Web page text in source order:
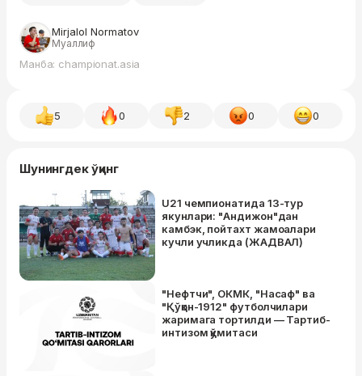
Mirjalol Normatov
Муаллиф
Манба: championat.asia
5 0 2 0 0
Шунингдек ўқинг
U21 чемпионатида 13-тур
якунлари: "Андижон"дан
камбэк, пойтахт жамоалари
кучли учликда (ЖАДВАЛ)
"Нефтчи", ОКМК, "Насаф" ва
"Қўқон-1912" футболчилари
жаримага тортилди — Тартиб-
интизом қўмитаси